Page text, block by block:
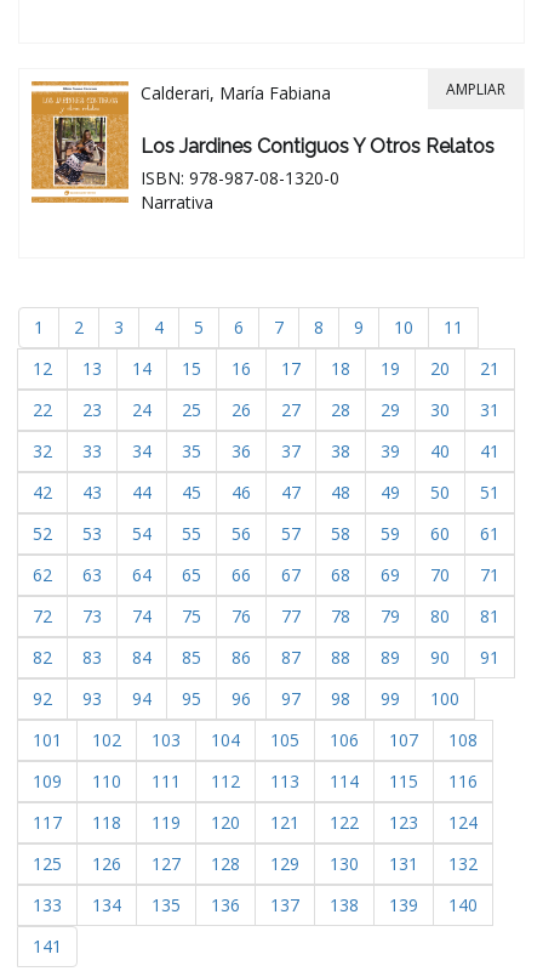
Calderari, María Fabiana
Los Jardines Contiguos Y Otros Relatos
ISBN: 978-987-08-1320-0
Narrativa
AMPLIAR
1 2 3 4 5 6 7 8 9 10
11
12
13 14 15 16 17 18 19 20
21
22
23 24 25 26 27 28 29 30
31
32
33 34 35 36 37 38 39 40
41
42
43 44 45 46 47 48 49 50
51
52
53 54 55 56 57 58 59 60
61
62
63 64 65 66 67 68 69 70
71
72
73 74 75 76 77 78 79 80
81
82
83 84 85 86 87 88 89 90
91
92
93 94 95 96 97 98 99
100
101
102 103 104 105 106 107
108
109
110 111 112 113 114 115
116
117
118 119 120 121 122 123
124
125
126 127 128 129 130 131
132
133
134 135 136 137 138 139
140
141